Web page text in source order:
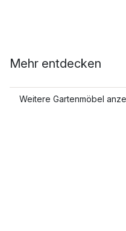
Mehr entdecken
Weitere Gartenmöbel